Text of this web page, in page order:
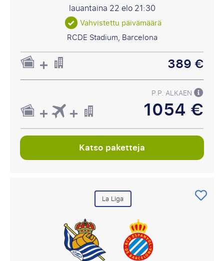
lauantaina 22 elo21:30
Vahvistettu päivämäärä
RCDE Stadium, Barcelona
389 €
P.P. ALKAEN
1054 €
Katso paketteja
La Liga